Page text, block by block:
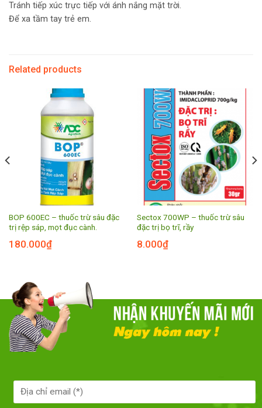
Tránh tiếp xúc trực tiếp với ánh nắng mặt trời.
Để xa tầm tay trẻ em.
Related products
BOP 600EC – thuốc trừ sâu đặc
trị rệp sáp, mọt đục cành.
180.000₫
Sectox 700WP – thuốc trừ sâu
đặc trị bọ trĩ, rầy
8.000₫